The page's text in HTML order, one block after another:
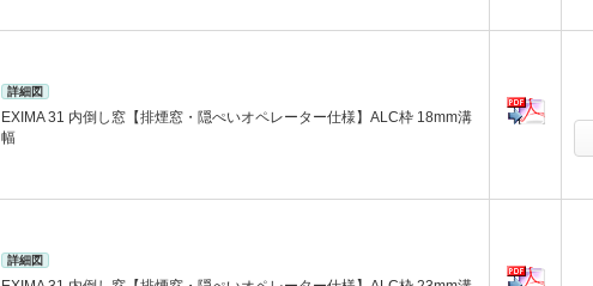
詳細図
EXIMA 31 内倒し窓【排煙窓・隠ぺいオペレーター仕様】ALC枠 18mm溝
幅
詳細図